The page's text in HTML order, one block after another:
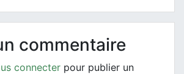
commentaire
connecter pour publier un